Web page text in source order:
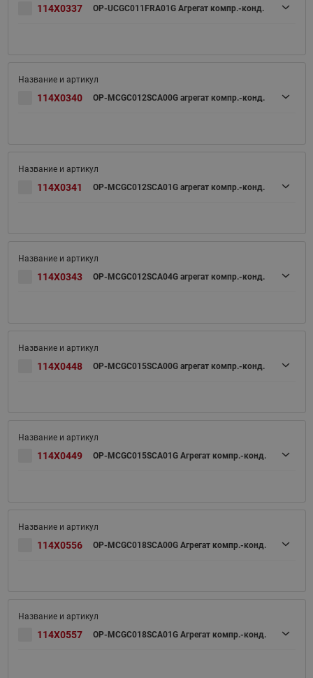
114X0337 OP-UCGC011FRA01G Агрегат компр.-конд.
114X0340 OP-MCGC012SCA00G агрегат компр.-конд.
114X0341 OP-MCGC012SCA01G агрегат компр.-конд.
114X0343 OP-MCGC012SCA04G агрегат компр.-конд.
114X0448 OP-MCGC015SCA00G агрегат компр.-конд.
114X0449 OP-MCGC015SCA01G Агрегат компр.-конд.
114X0556 OP-MCGC018SCA00G Агрегат компр.-конд.
114X0557 OP-MCGC018SCA01G Агрегат компр.-конд.